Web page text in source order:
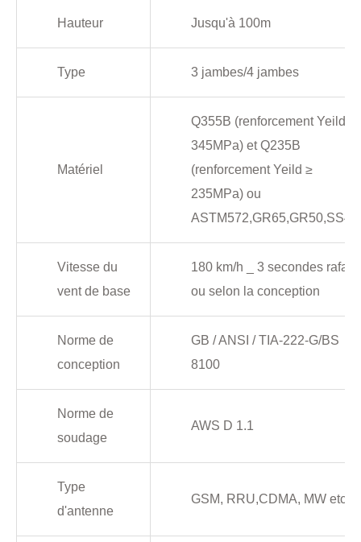
Hauteur Jusqu'à 100m
Type 3 jambes/4 jambes
Matériel
Q355B (renforcement Yeild ≥
345MPa) et Q235B
(renforcement Yeild ≥
235MPa) ou
Vitesse du
vent de base
180 km/h _ 3 secondes rafale
ou selon la conception
Norme de
conception
GB / ANSI / TIA-222-G/BS
8100
Norme de
soudage
AWS D 1.1
Type
d'antenne
GSM, RRU,CDMA, MW etc.